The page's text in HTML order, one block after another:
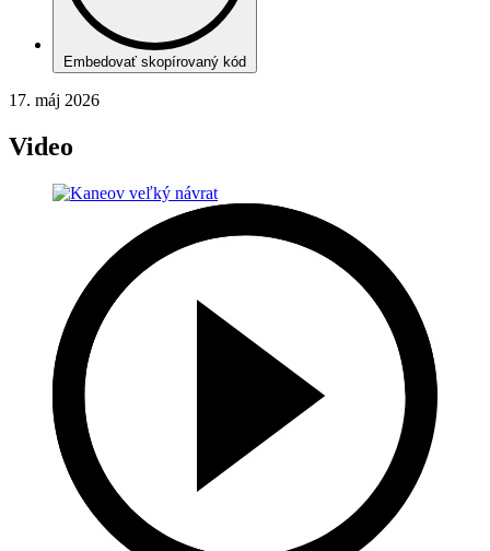
Embedovať skopírovaný kód
17. máj 2026
Video